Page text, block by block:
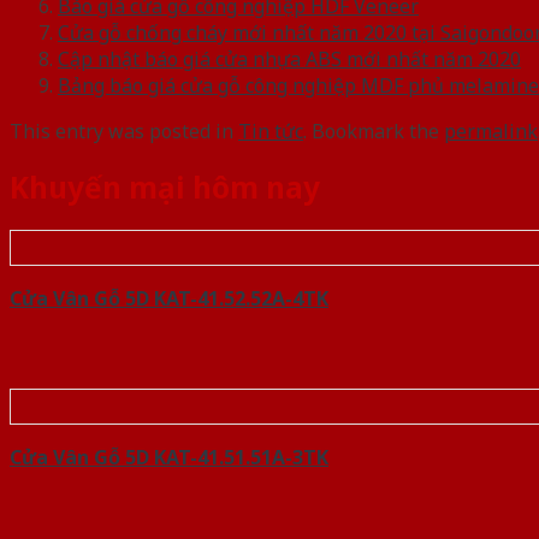
Báo giá cửa gỗ công nghiệp HDF Veneer
Cửa gỗ chống cháy mới nhất năm 2020 tại
Cập nhật báo giá cửa nhựa ABS mới nhất năm 2020
Bảng báo giá cửa gỗ công nghiệp MDF phủ
This entry was posted in Tin tức. Bookmark the permalink.
Khuyến mại hôm nay
Cửa Vân Gỗ 5D KAT-41.52.52A-4TK
Cửa Vân Gỗ 5D KAT-41.51.51A-3TK